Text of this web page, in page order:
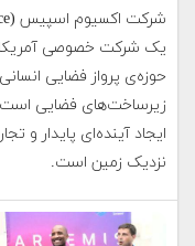
یک شرکت خصوصی
حوزه‌ی پرواز فضایی
زیرساخت‌های فضایی
ایجاد آینده‌ای پایدار و
نزدیک زمین است.